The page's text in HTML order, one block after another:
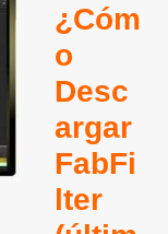
¿Cóm
o
Desc
argar
FabFi
lter